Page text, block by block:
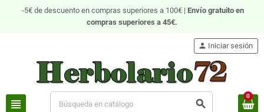
-5€ de descuento en compras superiores a 100€ | Envío gratuito en
compras superiores a 45€.
view_headline search
person Iniciar sesión
0